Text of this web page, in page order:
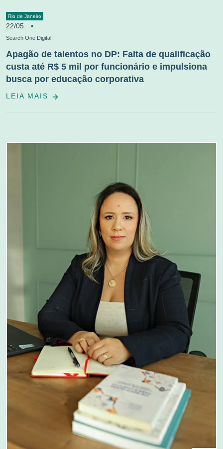
Rio de Janeiro
22/05
Search One Digital
Apagão de talentos no DP: Falta de qualificação
custa até R$ 5 mil por funcionário e impulsiona
busca por educação corporativa
LEIA MAIS